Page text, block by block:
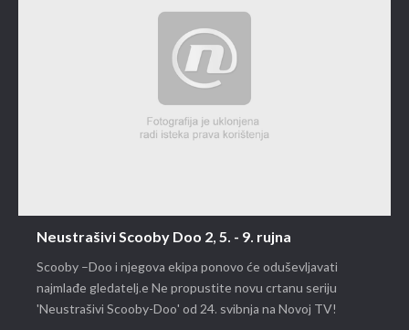
Neustrašivi Scooby Doo 2, 5. - 9. rujna
Scooby –Doo i njegova ekipa ponovo će oduševljavati
najmlađe gledatelj.e Ne propustite novu crtanu seriju
'Neustrašivi Scooby-Doo' od 24. svibnja na Novoj TV!